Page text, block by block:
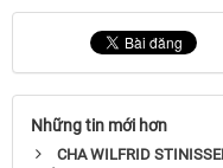
Những tin mới hơn
CHA WILFRID